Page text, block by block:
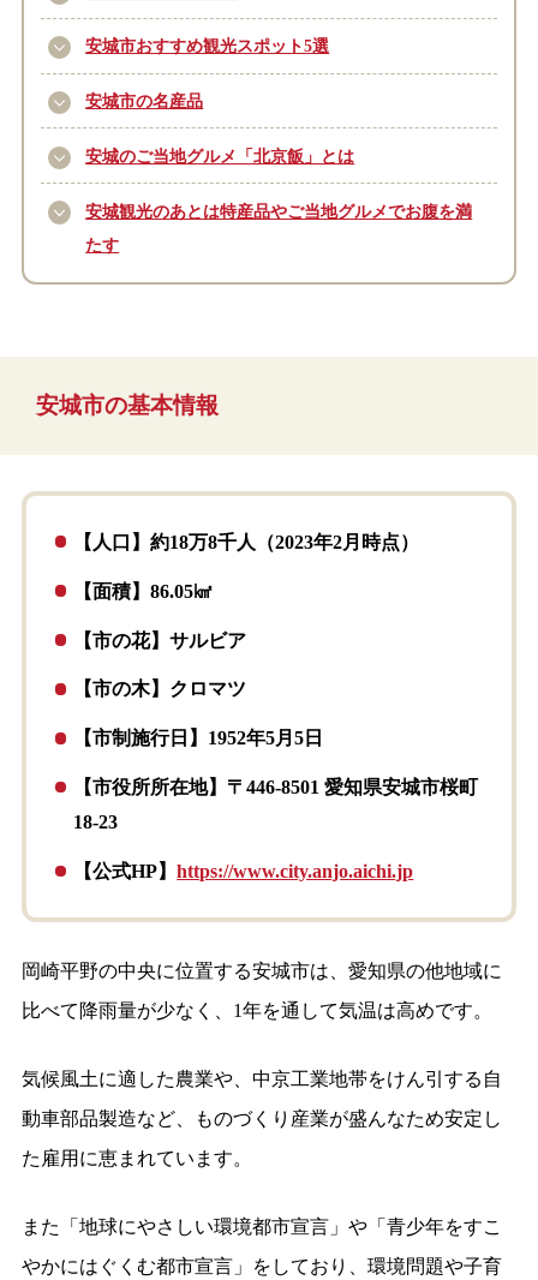
安城市おすすめ観光スポット5選
安城市の名産品
安城のご当地グルメ「北京飯」とは
安城観光のあとは特産品やご当地グルメでお腹を満
たす
安城市の基本情報
【人口】約18万8千人（2023年2月時点）
【面積】86.05㎢
【市の花】サルビア
【市の木】クロマツ
【市制施行日】1952年5月5日
【市役所所在地】〒446-8501 愛知県安城市桜町
18-23
【公式HP】https://www.city.anjo.aichi.jp
岡崎平野の中央に位置する安城市は、愛知県の他地域に
比べて降雨量が少なく、1年を通して気温は高めです。
気候風土に適した農業や、中京工業地帯をけん引する自
動車部品製造など、ものづくり産業が盛んなため安定し
た雇用に恵まれています。
また「地球にやさしい環境都市宣言」や「青少年をすこ
やかにはぐくむ都市宣言」をしており、環境問題や子育